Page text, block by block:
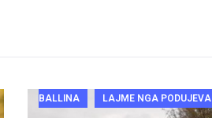
BALLINA LAJME NGA PODUJEVA